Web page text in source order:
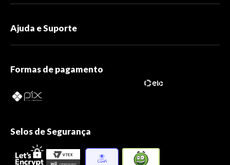
Ajuda e Suporte
Formas de pagamento
Selos de Segurança